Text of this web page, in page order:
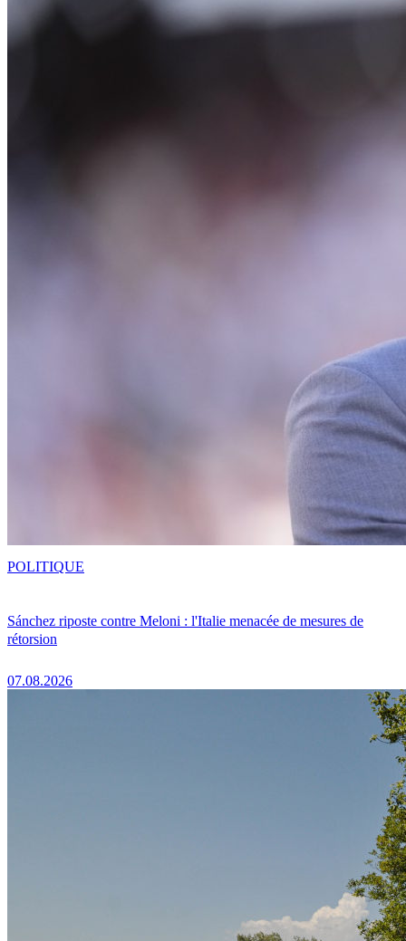
Sánchez riposte contre Meloni : l'Italie menacée de mesures de
rétorsion
07.08.2026
POLITIQUE